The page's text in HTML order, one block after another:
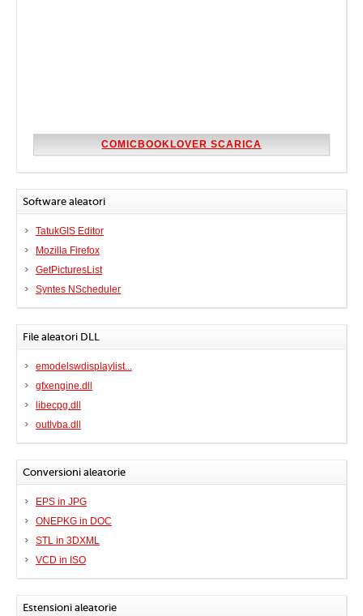
COMICBOOKLOVER SCARICA
Software aleatori
TatukGIS Editor
Mozilla Firefox
GetPicturesList
Syntes NScheduler
File aleatori DLL
emodelswdisplaylist...
gfxengine.dll
libecpg.dll
outlvba.dll
Conversioni aleatorie
EPS in JPG
ONEPKG in DOC
STL in 3DXML
VCD in ISO
Estensioni aleatorie